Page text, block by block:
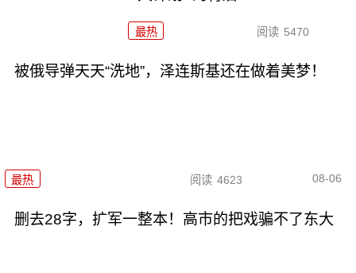
最热 阅读 5470
被俄导弹天天“洗地”，泽连斯基还在做着美梦！
最热 阅读 4623 08-06
删去28字，扩军一整本！高市的把戏骗不了东大